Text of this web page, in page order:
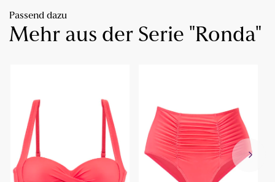
Passend dazu
Mehr aus der Serie "Ronda"